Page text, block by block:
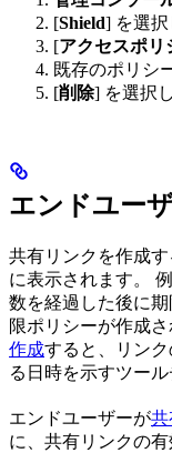
[Shield] を選択
[アクセスポリ
既存のポリシ
[削除] を選択
エンドユー
共有リンクを作成
に表示されます。
数を経過した後に
限ポリシーが作成
作成すると、リン
る日時を示すツー
エンドユーザーが共
に、共有リンクの